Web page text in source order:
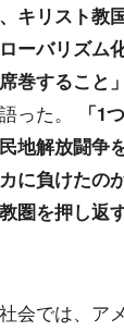
キリスト教
ーバリズム
巻すること」
った。
「1
地解放闘争
に負けたの
圏を押し返
会では、ア